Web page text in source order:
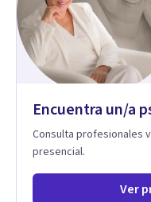
Encuentra un/a
Consulta profesionales
presencial.
Ver